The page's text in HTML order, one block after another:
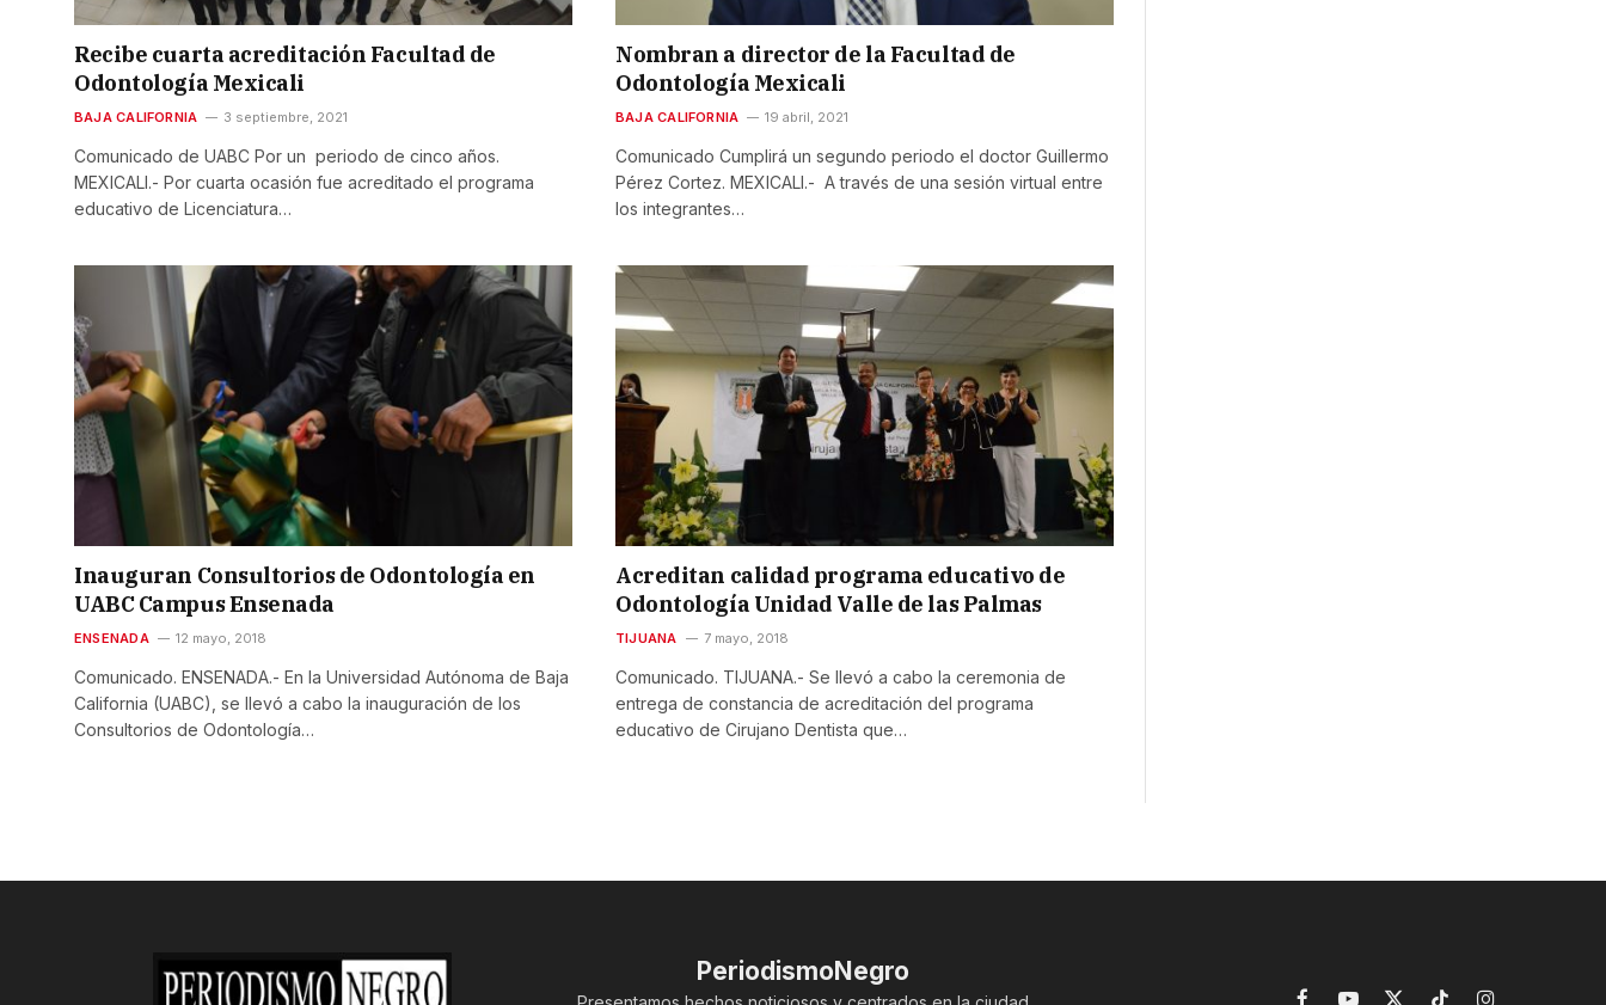
Recibe cuarta acreditación Facultad de
Odontología Mexicali
BAJA CALIFORNIA 3 septiembre, 2021
Comunicado de UABC Por un periodo de cinco años.
MEXICALI.- Por cuarta ocasión fue acreditado el programa
educativo de Licenciatura…
Nombran a director de la Facultad de
Odontología Mexicali
BAJA CALIFORNIA 19 abril, 2021
Comunicado Cumplirá un segundo periodo el doctor Guillermo
Pérez Cortez. MEXICALI.- A través de una sesión virtual entre
los integrantes…
Inauguran Consultorios de Odontología en
UABC Campus Ensenada
ENSENADA 12 mayo, 2018
Comunicado. ENSENADA.- En la Universidad Autónoma de Baja
California (UABC), se llevó a cabo la inauguración de los
Consultorios de Odontología…
Acreditan calidad programa educativo de
Odontología Unidad Valle de las Palmas
TIJUANA 7 mayo, 2018
Comunicado. TIJUANA.- Se llevó a cabo la ceremonia de
entrega de constancia de acreditación del programa
educativo de Cirujano Dentista que…
PeriodismoNegro